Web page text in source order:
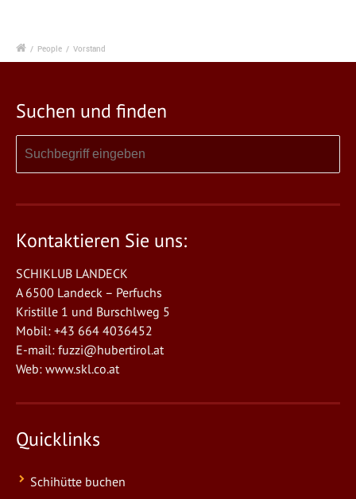
/ People / Vorstand
Suchen und finden
Kontaktieren Sie uns:
SCHIKLUB LANDECK
A 6500 Landeck – Perfuchs
Kristille 1 und Burschlweg 5
Mobil: +43 664 4036452
E-mail: fuzzi@hubertirol.at
Web: www.skl.co.at
Quicklinks
Schihütte buchen